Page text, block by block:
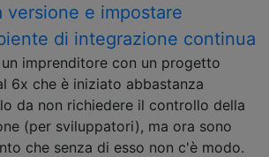
versione e impostare
di integrazione continua
un imprenditore con un progetto
6x che è iniziato abbastanza
da non richiedere il controllo della
(per sviluppatori), ma ora sono
che senza di esso non c'è modo.